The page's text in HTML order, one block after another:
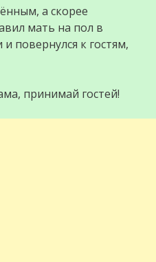
а скорее
мать на пол в
повернулся к гостям,
принимай гостей!